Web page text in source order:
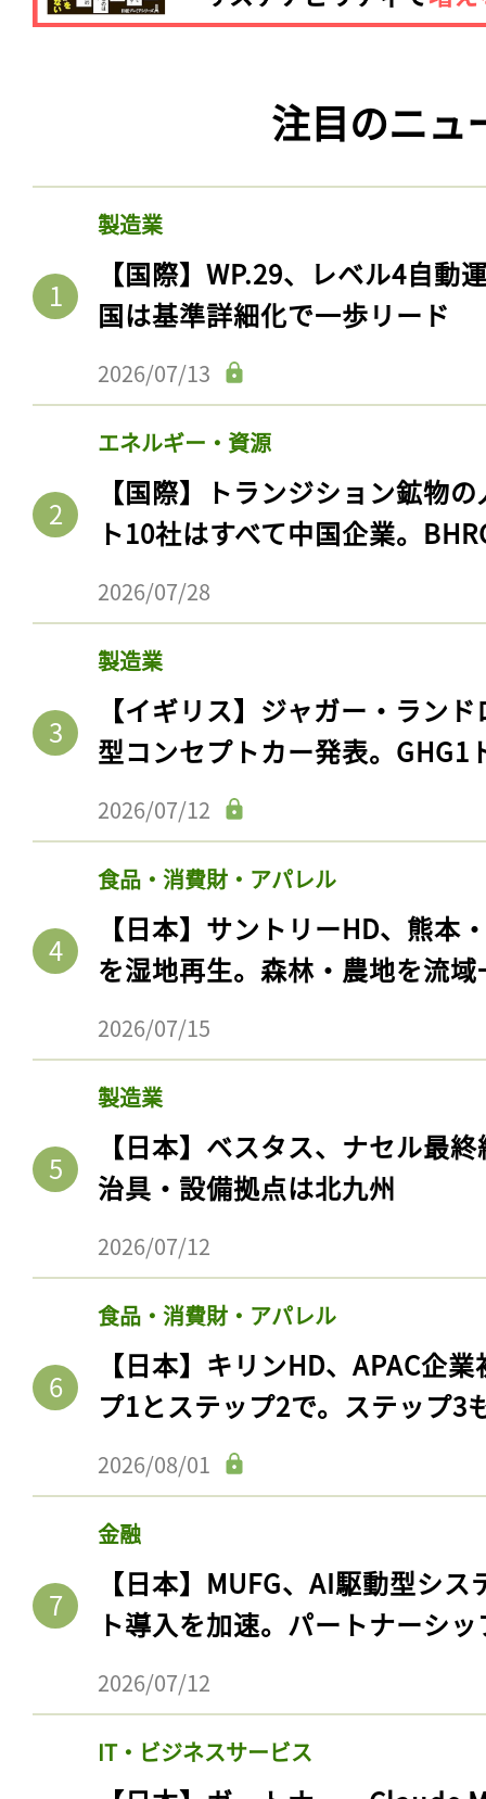
注目のニュ
製造業
【国際】WP.29、レベル4自動
国は基準詳細化で一歩リード
2026/07/13
エネルギー・資源
【国際】トランジション鉱物
ト10社はすべて中国企業。
2026/07/28
製造業
【イギリス】ジャガー・ラン
型コンセプトカー発表。GHG1
2026/07/12
食品・消費財・アパレル
【日本】サントリーHD、熊本
を湿地再生。森林・農地を流
2026/07/15
製造業
【日本】ベスタス、ナセル最
治具・設備拠点は北九州
2026/07/12
食品・消費財・アパレル
【日本】キリンHD、APAC企
プ1とステップ2で。ステップ3
2026/08/01
金融
【日本】MUFG、AI駆動型シ
ト導入を加速。パートナーシ
2026/07/12
IT・ビジネスサービス